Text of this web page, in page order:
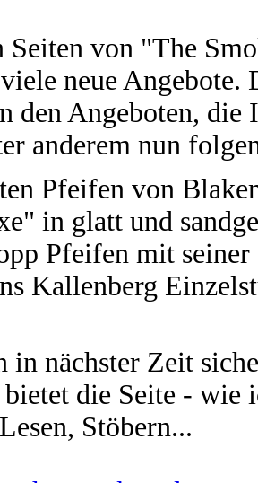
Seiten von "The
neue Angebote.
den Angeboten,
anderem nun
Pfeifen von
in glatt und
Pfeifen mit seiner
Kallenberg
in nächster Zeit
bietet die Seite -
Stöbern...